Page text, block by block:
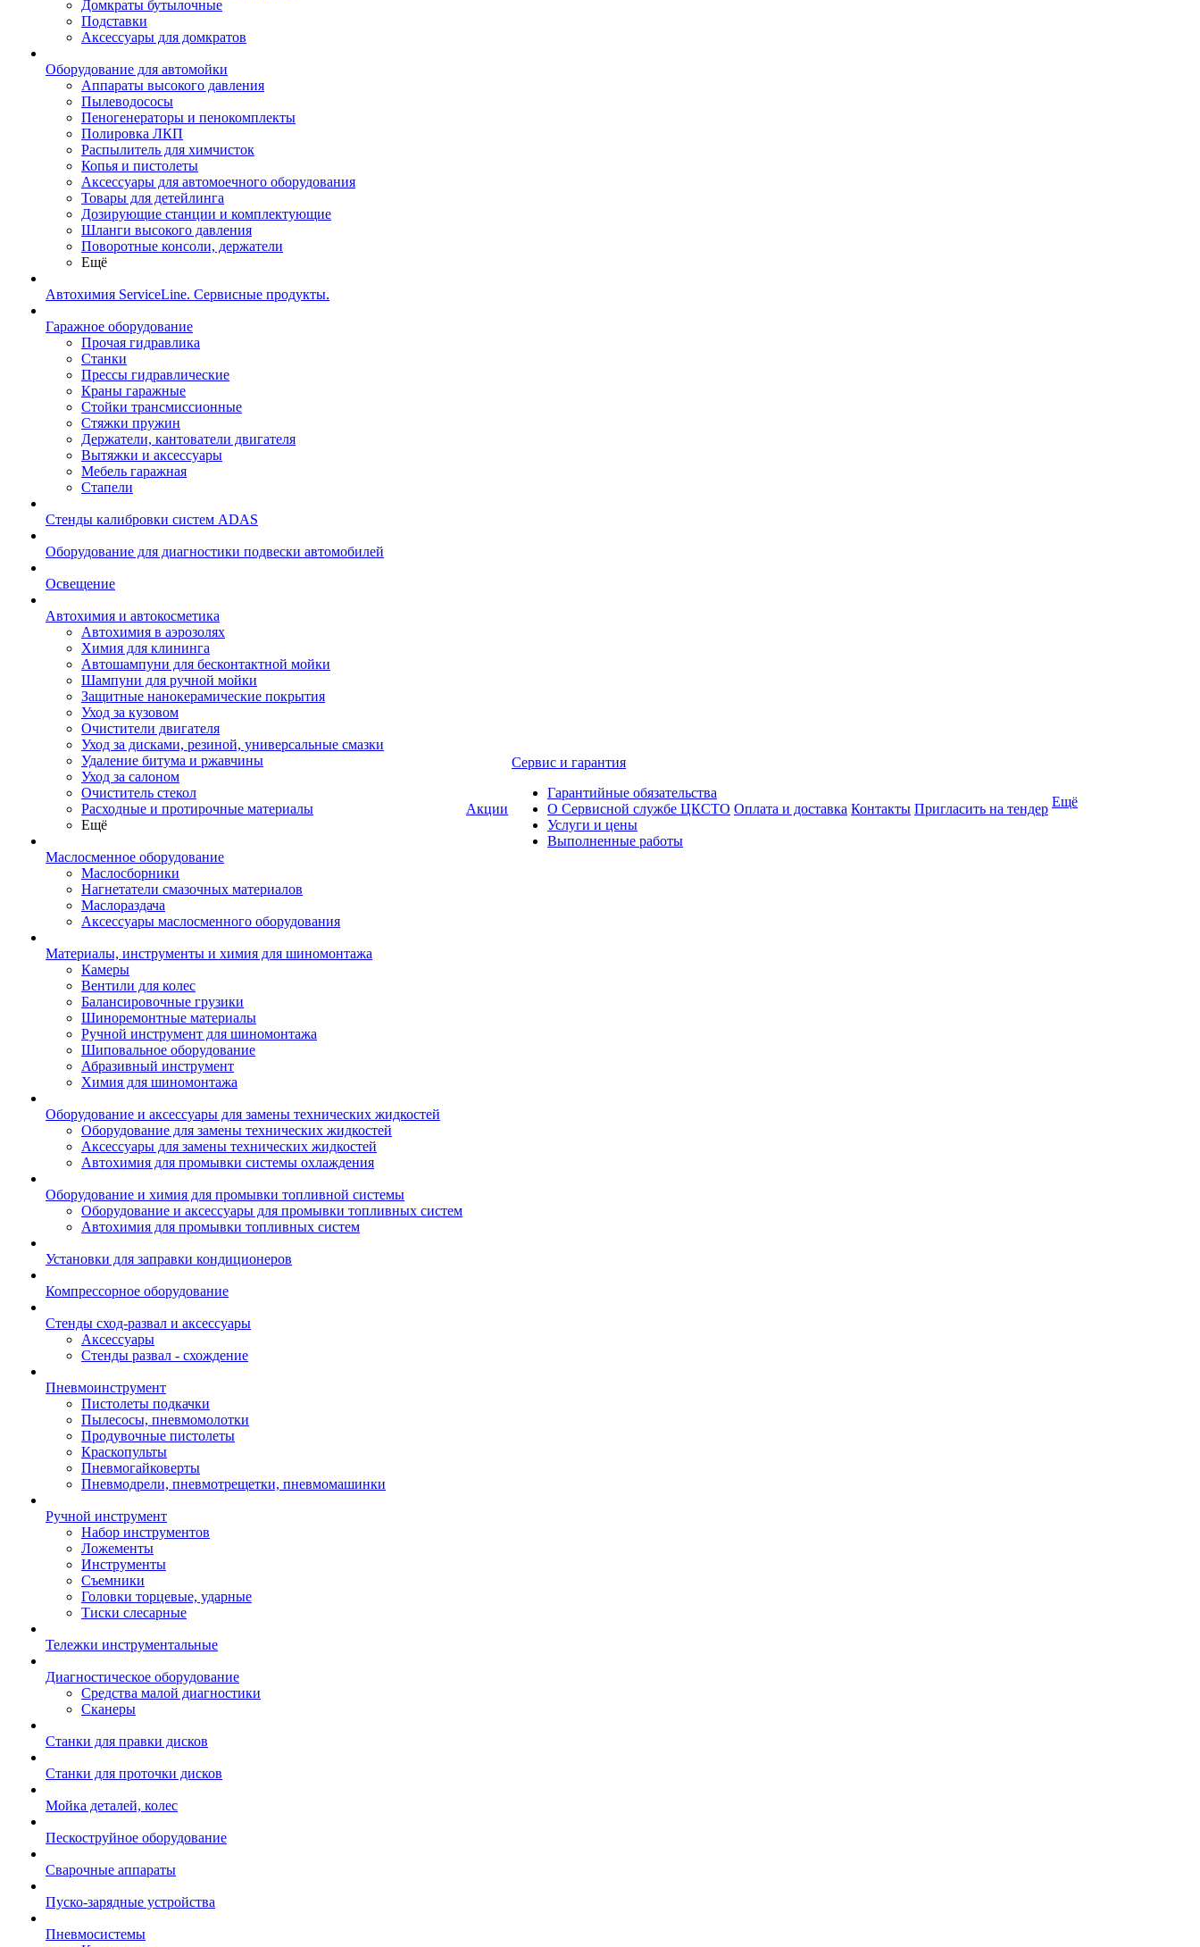
Домкраты бутылочные
Подставки
Аксессуары для домкратов
Оборудование для автомойки
Аппараты высокого давления
Пылеводососы
Пеногенераторы и пенокомплекты
Полировка ЛКП
Распылитель для химчисток
Копья и пистолеты
Аксессуары для автомоечного оборудования
Товары для детейлинга
Дозирующие станции и комплектующие
Шланги высокого давления
Поворотные консоли, держатели
Ещё
Автохимия ServiceLine. Сервисные продукты.
Гаражное оборудование
Прочая гидравлика
Станки
Прессы гидравлические
Краны гаражные
Стойки трансмиссионные
Стяжки пружин
Держатели, кантователи двигателя
Вытяжки и аксессуары
Мебель гаражная
Стапели
Стенды калибровки систем ADAS
Оборудование для диагностики подвески автомобилей
Освещение
Автохимия и автокосметика
Автохимия в аэрозолях
Химия для клининга
Автошампуни для бесконтактной мойки
Шампуни для ручной мойки
Защитные нанокерамические покрытия
Уход за кузовом
Очистители двигателя
Уход за дисками, резиной, универсальные смазки
Удаление битума и ржавчины
Уход за салоном
Очиститель стекол
Расходные и протирочные материалы
Ещё
Маслосменное оборудование
Маслосборники
Нагнетатели смазочных материалов
Маслораздача
Аксессуары маслосменного оборудования
Материалы, инструменты и химия для шиномонтажа
Камеры
Вентили для колес
Балансировочные грузики
Шиноремонтные материалы
Ручной инструмент для шиномонтажа
Шиповальное оборудование
Абразивный инструмент
Химия для шиномонтажа
Оборудование и аксессуары для замены технических жидкостей
Оборудование для замены технических жидкостей
Аксессуары для замены технических жидкостей
Автохимия для промывки системы охлаждения
Оборудование и химия для промывки топливной системы
Оборудование и аксессуары для промывки топливных систем
Автохимия для промывки топливных систем
Установки для заправки кондиционеров
Компрессорное оборудование
Стенды сход-развал и аксессуары
Аксессуары
Стенды развал - схождение
Пневмоинструмент
Пистолеты подкачки
Пылесосы, пневмомолотки
Продувочные пистолеты
Краскопульты
Пневмогайковерты
Пневмодрели, пневмотрещетки, пневмомашинки
Ручной инструмент
Набор инструментов
Ложементы
Инструменты
Съемники
Головки торцевые, ударные
Тиски слесарные
Тележки инструментальные
Диагностическое оборудование
Средства малой диагностики
Сканеры
Станки для правки дисков
Станки для проточки дисков
Мойка деталей, колес
Пескоструйное оборудование
Сварочные аппараты
Пуско-зарядные устройства
Пневмосистемы
Акции
Сервис и гарантия
Гарантийные обязательства
О Сервисной службе ЦКСТО
Услуги и цены
Выполненные работы
Оплата и доставка Контакты Пригласить на тендер Ещё